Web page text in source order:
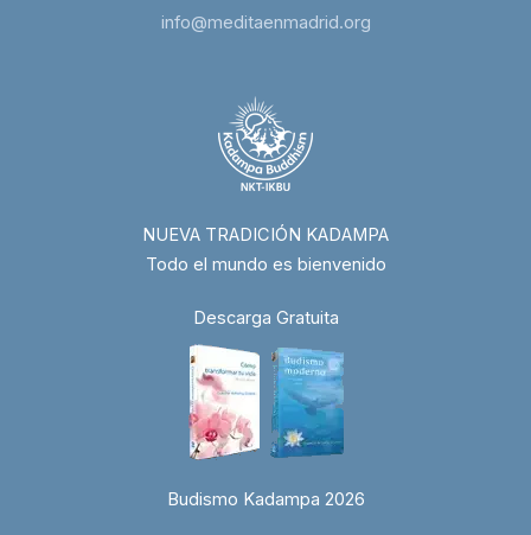
info@meditaenmadrid.org
NUEVA TRADICIÓN KADAMPA
Todo el mundo es bienvenido
Descarga Gratuita
Budismo Kadampa 2026